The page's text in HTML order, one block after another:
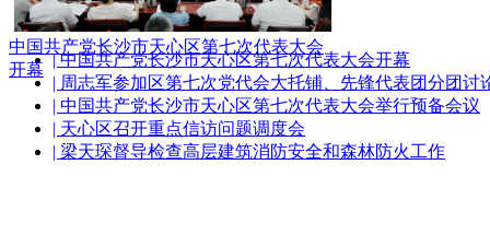
中国共产党长沙市天心区第七次代表大会
开幕
| 中国共产党长沙市天心区第七次代表大会开幕
| 周志军参加区第七次党代会大托铺、先锋代表团分团讨
| 中国共产党长沙市天心区第七次代表大会举行预备会议
| 天心区召开重点信访问题调度会
| 梁天琛督导检查高层建筑消防安全和森林防火工作